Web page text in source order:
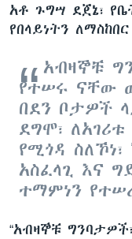
አቶ ጉግሣ ደጀኔ፣
የበላይነትን
አብዛኞቹ
የተሠሩ ናቸው
በደን ቦታዎች
ደግሞ፣
የሚጎዳ
አስፈላጊ እና
ተማምነን
“አብዛኞቹ